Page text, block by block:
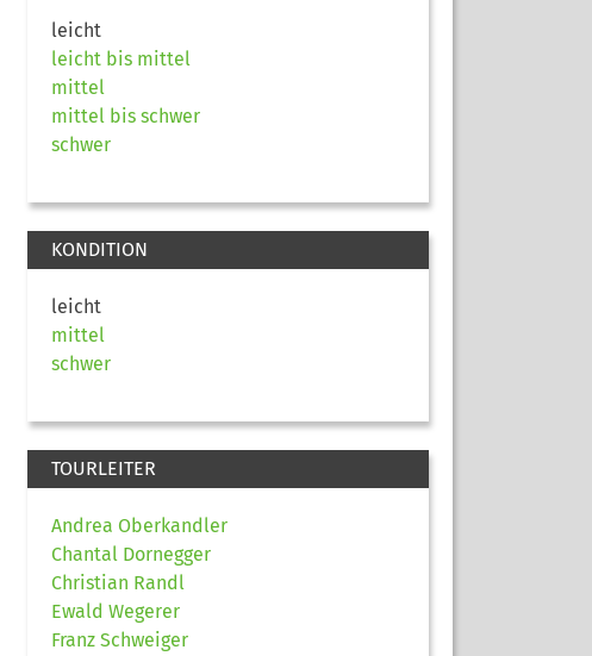
leicht
leicht bis mittel
mittel
mittel bis schwer
schwer
KONDITION
leicht
mittel
schwer
TOURLEITER
Andrea Oberkandler
Chantal Dornegger
Christian Randl
Ewald Wegerer
Franz Schweiger